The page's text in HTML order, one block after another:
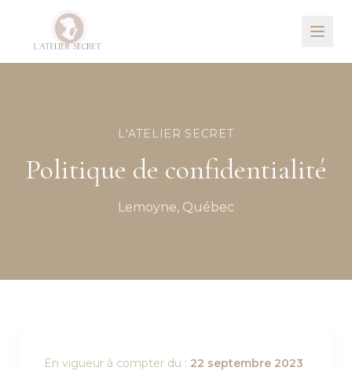
L'ATELIER SECRET
Politique de confidentialité
Lemoyne, Québec
En vigueur à compter du : 22 septembre 2023